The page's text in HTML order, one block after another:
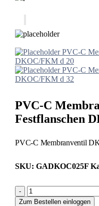
PVC-C
DKOC/FKM d 20
PVC-C
DKOC/FKM d 32
PVC-C
Festflanschen
PVC-C Membranventil
SKU: GADKOC025F
-
Zum Bestellen einloggen